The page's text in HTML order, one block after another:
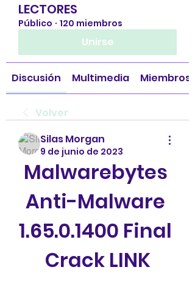
LECTORES
Público · 120 miembros
Unirse
Discusión Multimedia Miembros
Volver
Silas Morgan
9 de junio de 2023
Malwarebytes
Anti-Malware
1.65.0.1400 Final
Crack LINK